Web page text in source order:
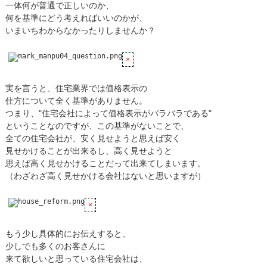
一体何が普通で正しいのか、
何を基準にどう考えればいいのかが、
いまいちわからなかったりしませんか？
実を言うと、住宅業界では価格表示の
仕方について全く基準がありません。
つまり、"住宅会社によって価格表示がバラバラである"
ということなのですが、この基準がないことで、
全ての住宅会社が、安く見せようと思えば安く
見せかけることが出来るし、高く見せようと
思えば高く見せかけることだって出来てしまいます。
（わざわざ高く見せかける会社はないと思いますが）
もう少し具体的にお伝えすると、
少しでも多くのお客さんに
来て欲しいと思っている住宅会社は、